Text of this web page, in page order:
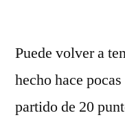
Puede volver a
hecho hace
partido de 20